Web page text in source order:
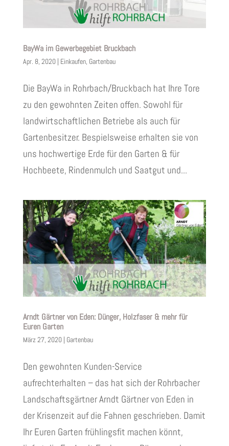
BayWa im Gewerbegebiet Bruckbach
Apr. 8, 2020| Einkaufen, Gartenbau
Die BayWa in Rohrbach/Bruckbach hat Ihre Tore
zu den gewohnten Zeiten offen. Sowohl für
landwirtschaftlichen Betriebe als auch für
Gartenbesitzer. Bespielsweise erhalten sie von
uns hochwertige Erde für den Garten & für
Hochbeete, Rindenmulch und Saatgut und...
Arndt Gärtner von Eden: Dünger, Holzfaser & mehr für
Euren Garten
März 27, 2020| Gartenbau
Den gewohnten Kunden-Service
aufrechterhalten – das hat sich der Rohrbacher
Landschaftsgärtner Arndt Gärtner von Eden in
der Krisenzeit auf die Fahnen geschrieben. Damit
Ihr Euren Garten frühlingsfit machen könnt,